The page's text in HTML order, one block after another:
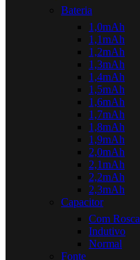
Bateria
1,0mAh
1,1mAh
1,2mAh
1,3mAh
1,4mAh
1,5mAh
1,6mAh
1,7mAh
1,8mAh
1,9mAh
2,0mAh
2,1mAh
2,2mAh
2,3mAh
Capacitor
Com Rosca
Indutivo
Normal
Fonte